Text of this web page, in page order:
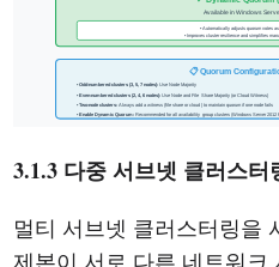
3.1.3 다중 서브넷 클러스터
멀티 서브넷 클러스터링을